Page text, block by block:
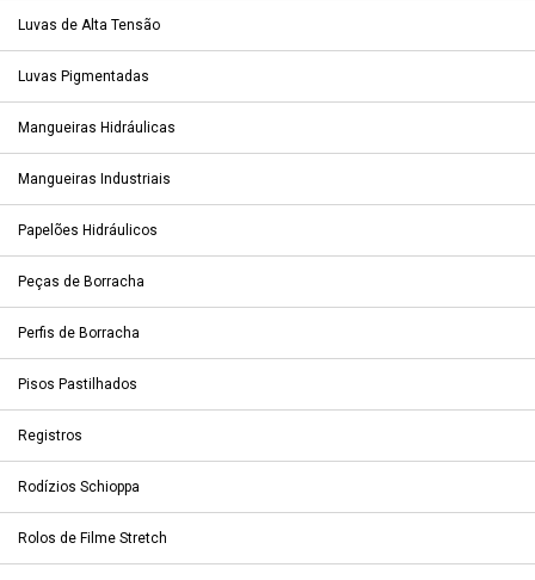
Luvas de Alta Tensão
Luvas Pigmentadas
Mangueiras Hidráulicas
Mangueiras Industriais
Papelões Hidráulicos
Peças de Borracha
Perfis de Borracha
Pisos Pastilhados
Registros
Rodízios Schioppa
Rolos de Filme Stretch